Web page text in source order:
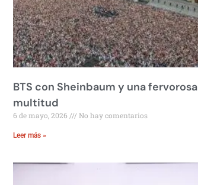
BTS con Sheinbaum y una fervorosa
multitud
6 de mayo, 2026 No hay comentarios
Leer más »